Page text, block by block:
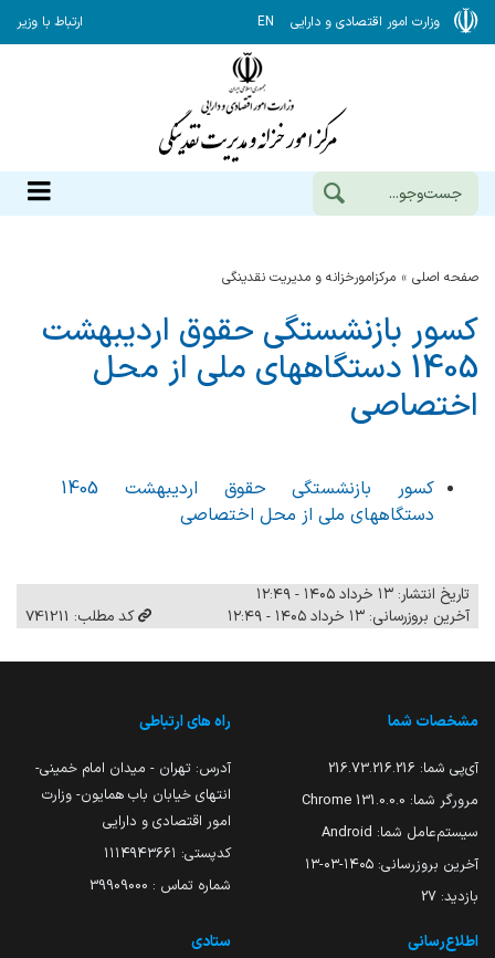
وزارت امور اقتصادی و دارایی EN ارتباط با وزیر
صفحه اصلی مرکزامورخزانه و مدیریت نقدینگی
کسور بازنشستگی حقوق اردیبهشت
1405 دستگاههای ملی از محل
اختصاصی
کسور بازنشستگی حقوق اردیبهشت 1405
دستگاههای ملی از محل اختصاصی
تاریخ انتشار: ۱۳ خرداد ۱۴۰۵ - ۱۲:۴۹
آخرین بروزرسانی: ۱۳ خرداد ۱۴۰۵ - ۱۲:۴۹
کد مطلب: 741211
مشخصات شما
آی‌پی شما: 216.73.216.216
مرورگر شما: 131.0.0.0 Chrome
سیستم‌عامل شما: Android
آخرین بروزرسانی: ۱۴۰۵-۰۳-۱۳
بازدید: 27
راه های ارتباطی
آدرس: تهران - میدان امام خمینی-
انتهای خیابان باب همایون- وزارت
امور اقتصادی و دارایی
کدپستی: ۱۱۱۴۹۴۳۶۶۱
شماره تماس : 39909000
اطلاع‌رسانی ستادی